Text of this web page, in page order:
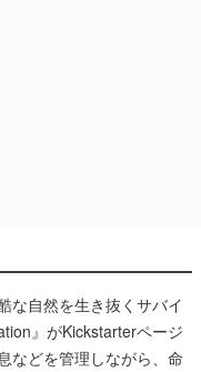
な自然を生き抜くサバイ
』がKickstarterページ
などを管理しながら、命